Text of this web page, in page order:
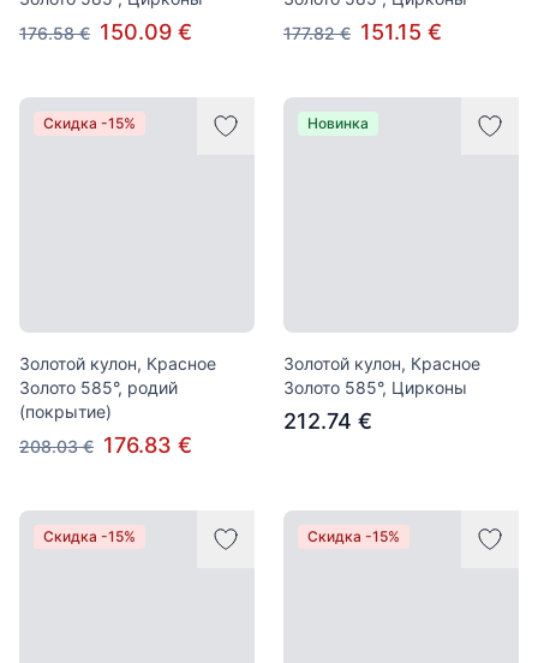
176.58 € 150.09 €
177.82 € 151.15 €
Скидка -15%
Золотой кулон, Красное
Золото 585°, родий
(покрытие)
208.03 € 176.83 €
Новинка
Золотой кулон, Красное
Золото 585°, Цирконы
212.74 €
Скидка -15% Скидка -15%